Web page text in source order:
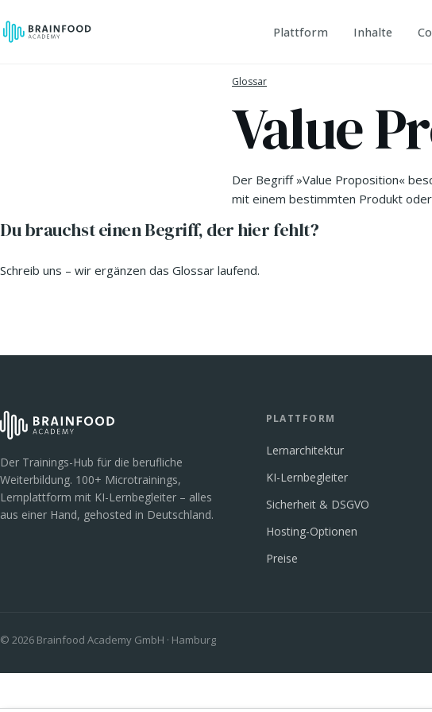
Plattform Inhalte
Glossar
Value
Der Begriff »Value Proposition«
mit einem bestimmten Produkt
Du brauchst einen Begriff, der hier fehlt?
Schreib uns – wir ergänzen das Glossar laufend.
Der Trainings-Hub für die berufliche
Weiterbildung. 100+ Microtrainings,
Lernplattform mit KI-Lernbegleiter – alles
aus einer Hand, gehosted in Deutschland.
PLATTFORM
Lernarchitektur
KI-Lernbegleiter
Sicherheit & DSGVO
Hosting-Optionen
Preise
© 2026 Brainfood Academy GmbH · Hamburg